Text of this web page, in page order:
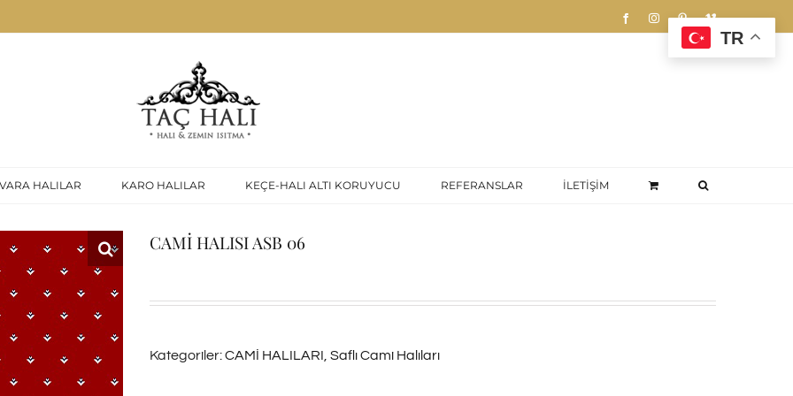
FacebookInstagramPinterestVimeo
HALILAR KARO HALILAR KEÇE-HALI ALTI KORUYUCU REFERANSLAR İLETİŞİM
CAMİ HALISI ASB 06
Kategoriler:CAMİ HALILARI Saflı Cami Halıları
TR